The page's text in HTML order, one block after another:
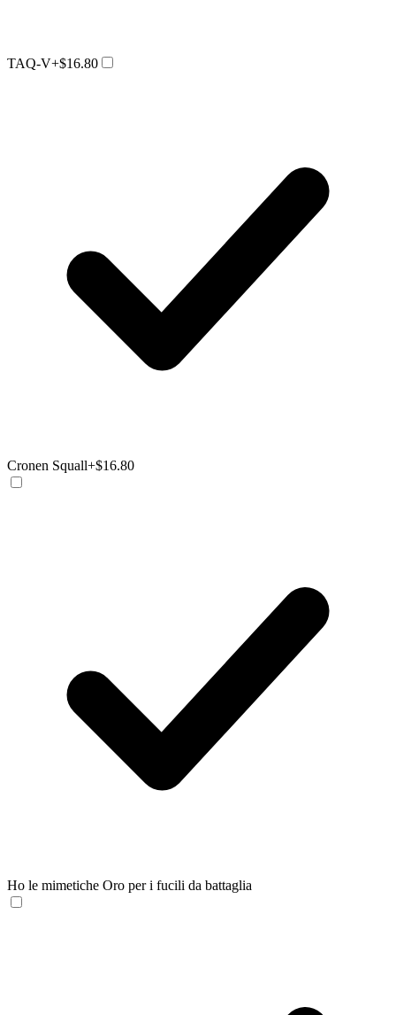
TAQ-V+$16.80
Cronen Squall+$16.80
Ho le mimetiche Oro per i fucili da battaglia